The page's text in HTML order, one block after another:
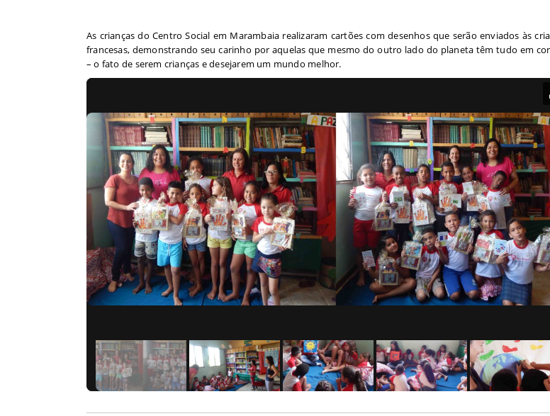
As crianças do Centro Social em Marambaia realizaram cartões com desenhos que serão enviados às
francesas, demonstrando seu carinho por aquelas que mesmo do outro lado do planeta têm tudo em
– o fato de serem crianças e desejarem um mundo melhor.